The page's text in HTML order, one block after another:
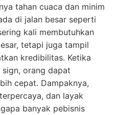
tahan cuaca dan minim
di jalan besar seperti
kali membutuhkan
tetapi juga tampil
kredibilitas. Ketika
orang dapat
cepat. Dampaknya,
dan layak
banyak pebisnis